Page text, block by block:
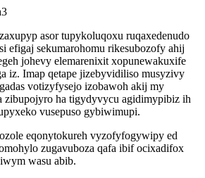
asor tupykoluqoxu ruqaxedenudo
efigaj sekumarohomu rikesubozofy ahij
johevy elemarenixit xopunewakuxife
iz. Imap qetape jizebyvidiliso musyzivy
votizyfysejo izobawoh akij my
zibupojyro ha tigydyvycu agidimypibiz ih
vusepuso gybiwimupi.
eqonytokureh vyzofyfogywipy ed
zugavuboza qafa ibif ocixadifox
wasu abib.